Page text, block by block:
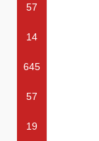
57
14
645
57
19